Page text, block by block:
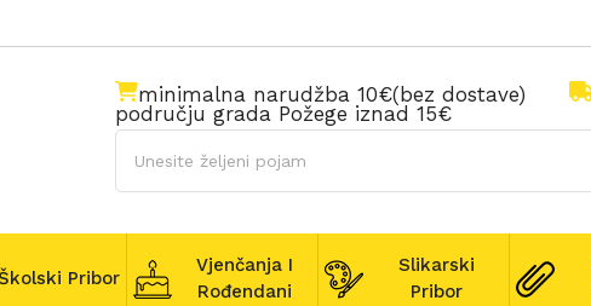
minimalna narudžba 10€(bez dostave)
području grada Požege iznad 15€
Pribor
Vjenčanja I
Rođendani
Slikarski
Pribor